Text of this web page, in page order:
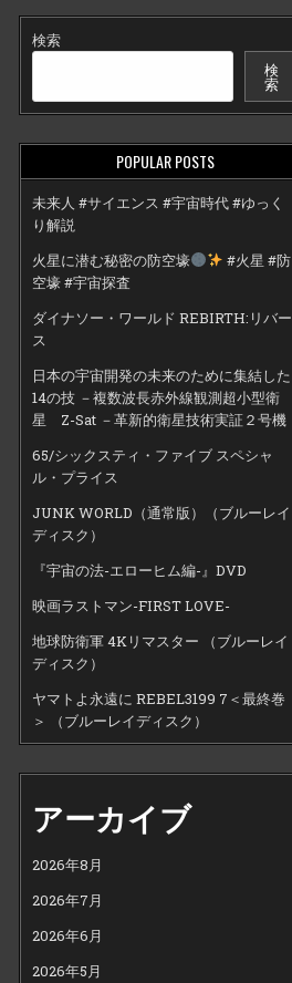
検索
検
索
POPULAR POSTS
未来人 #サイエンス #宇宙時代 #ゆっく
り解説
火星に潜む秘密の防空壕
#火星 #防
空壕 #宇宙探査
ダイナソー・ワールド REBIRTH:リバー
ス
日本の宇宙開発の未来のために集結した
14の技 －複数波長赤外線観測超小型衛
星 Z-Sat －革新的衛星技術実証２号機
65/シックスティ・ファイブ スペシャ
ル・プライス
JUNK WORLD（通常版）（ブルーレイ
ディスク）
『宇宙の法-エローヒム編-』DVD
映画ラストマン-FIRST LOVE-
地球防衛軍 4Kリマスター （ブルーレイ
ディスク）
ヤマトよ永遠に REBEL3199 7＜最終巻
＞ （ブルーレイディスク）
アーカイブ
2026年8月
2026年7月
2026年6月
2026年5月